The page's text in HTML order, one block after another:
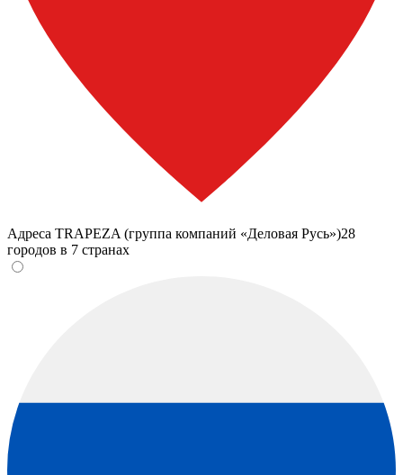
Адреса TRAPEZA (группа компаний «Деловая Русь»)28
городов в 7 странах